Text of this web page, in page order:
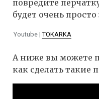
повредите
будет очень
Youtube | TOKARKA
А ниже вы можете
как сделать такие